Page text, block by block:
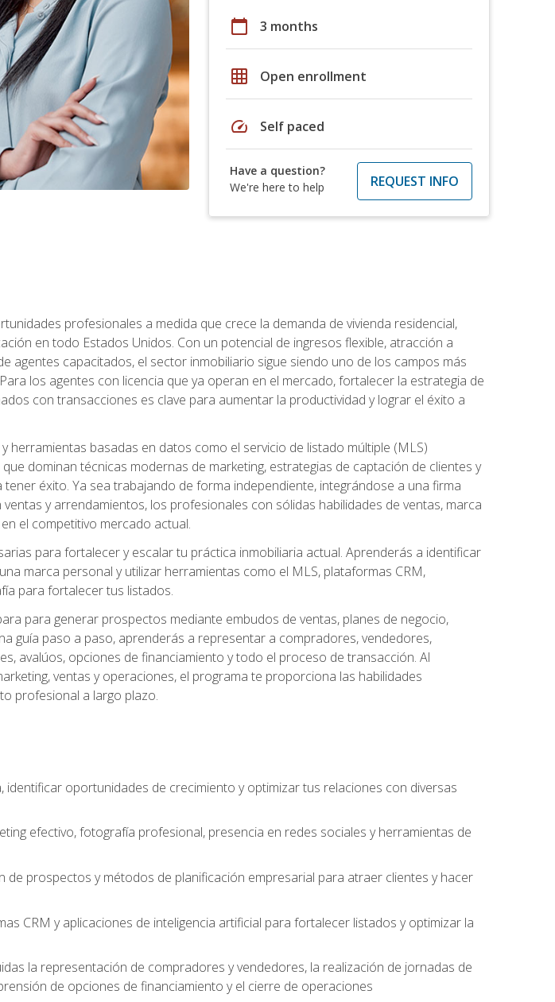
calendar_today 3 months
grid_on Open enrollment
speed Self paced
Have a question?
We're here to help
REQUEST INFO
profesionales a medida que crece la demanda de vivienda residencial,
en todo Estados Unidos. Con un potencial de ingresos flexible, atracción a
agentes capacitados, el sector inmobiliario sigue siendo uno de los campos más
los agentes con licencia que ya operan en el mercado, fortalecer la estrategia de
con transacciones es clave para aumentar la productividad y lograr el éxito a
herramientas basadas en datos como el servicio de listado múltiple (MLS)
dominan técnicas modernas de marketing, estrategias de captación de clientes y
éxito. Ya sea trabajando de forma independiente, integrándose a una firma
y arrendamientos, los profesionales con sólidas habilidades de ventas, marca
el competitivo mercado actual.
para fortalecer y escalar tu práctica inmobiliaria actual. Aprenderás a identificar
marca personal y utilizar herramientas como el MLS, plataformas CRM,
para fortalecer tus listados.
para generar prospectos mediante embudos de ventas, planes de negocio,
guía paso a paso, aprenderás a representar a compradores, vendedores,
avalúos, opciones de financiamiento y todo el proceso de transacción. Al
ventas y operaciones, el programa te proporciona las habilidades
profesional a largo plazo.
oportunidades de crecimiento y optimizar tus relaciones con diversas
efectivo, fotografía profesional, presencia en redes sociales y herramientas de
de prospectos y métodos de planificación empresarial para atraer clientes y hacer
CRM y aplicaciones de inteligencia artificial para fortalecer listados y optimizar la
la representación de compradores y vendedores, la realización de jornadas de
de opciones de financiamiento y el cierre de operaciones